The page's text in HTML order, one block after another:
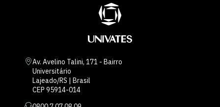
Av. Avelino Talini, 171 - Bairro
Universitário
Lajeado/RS | Brasil
CEP 95914-014